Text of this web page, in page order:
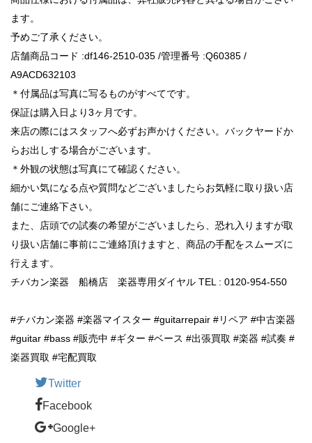
ます。
予めご了承ください。
店舗商品コード :df146-2510-035 /管理番号 :Q60385 /
A9ACD632103
＊付属品は写真に写るものがすべてです。
保証は購入日より3ヶ月です。
来店の際にはスタッフへ必ずお声かけください。バックヤードか
らお出しする場合がございます。
＊外観の状態は写真にて確認ください。
細かい気になる点や質問などございましたらお気軽に取り扱い店
舗にご連絡下さい。
また、店頭での試奏の希望がございましたら、恐れ入りますが取
り扱い店舗に事前にご連絡頂けますと、商品の手配をスムーズに
行えます。
チバカン楽器 船橋店 楽器専用ダイヤル TEL : 0120-954-550
#チバカン楽器 #楽器マイスター #guitarrepair #リペア #中古楽器
#guitar #bass #販売中 #ギター #ベース #出張買取 #楽器 #試奏 #
楽器買取 #宅配買取
Twitter
Facebook
Google+